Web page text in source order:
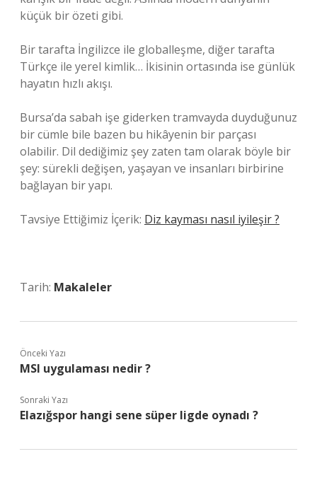
küçük bir özeti gibi.
Bir tarafta İngilizce ile globalleşme, diğer tarafta
Türkçe ile yerel kimlik… İkisinin ortasında ise günlük
hayatın hızlı akışı.
Bursa’da sabah işe giderken tramvayda duyduğunuz
bir cümle bile bazen bu hikâyenin bir parçası
olabilir. Dil dediğimiz şey zaten tam olarak böyle bir
şey: sürekli değişen, yaşayan ve insanları birbirine
bağlayan bir yapı.
Tavsiye Ettiğimiz İçerik: Diz kayması nasıl iyileşir ?
Tarih: Makaleler
Önceki Yazı
MSI uygulaması nedir ?
Sonraki Yazı
Elazığspor hangi sene süper ligde oynadı ?